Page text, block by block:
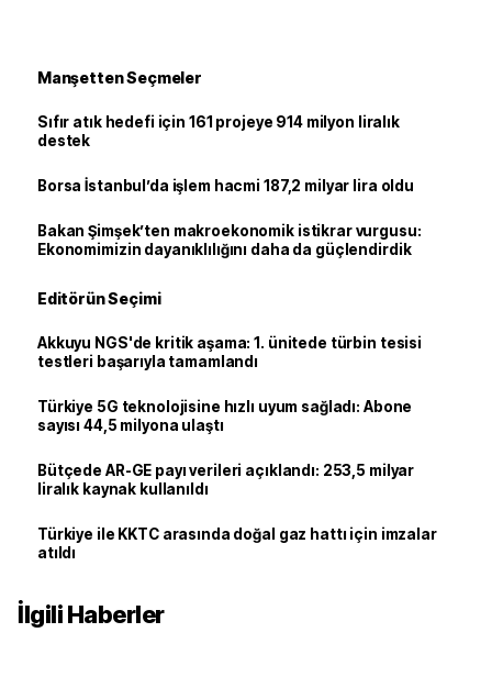
Manşetten Seçmeler
Sıfır atık hedefi için 161 projeye 914 milyon liralık
destek
Borsa İstanbul’da işlem hacmi 187,2 milyar lira oldu
Bakan Şimşek’ten makroekonomik istikrar vurgusu:
Ekonomimizin dayanıklılığını daha da güçlendirdik
Editörün Seçimi
Akkuyu NGS'de kritik aşama: 1. ünitede türbin tesisi
testleri başarıyla tamamlandı
Türkiye 5G teknolojisine hızlı uyum sağladı: Abone
sayısı 44,5 milyona ulaştı
Bütçede AR-GE payı verileri açıklandı: 253,5 milyar
liralık kaynak kullanıldı
Türkiye ile KKTC arasında doğal gaz hattı için imzalar
atıldı
İlgili Haberler